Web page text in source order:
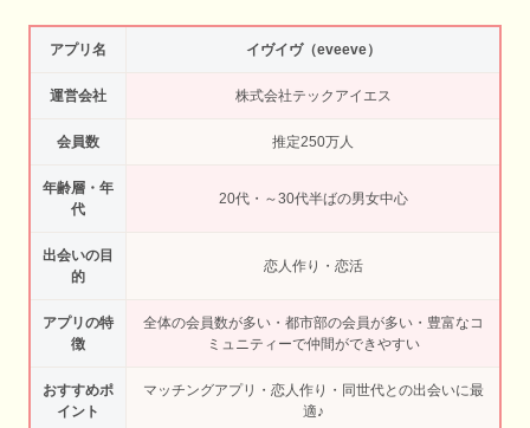
アプリ名 イヴイヴ（eveeve）
運営会社 株式会社テックアイエス
会員数 推定250万人
年齢層・年
代
20代・～30代半ばの男女中心
出会いの目
的
恋人作り・恋活
アプリの特
徴
全体の会員数が多い・都市部の会員が多い・豊富なコ
ミュニティーで仲間ができやすい
おすすめポ
イント
マッチングアプリ・恋人作り・同世代との出会いに最
適♪